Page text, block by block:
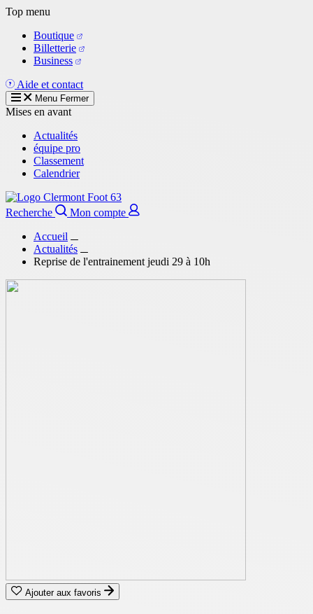
Aller
contenu
principal
Top menu
Boutique
Billetterie
Business
Aide et contact
Menu Fermer
Mises en avant
Actualités
équipe pro
Classement
Calendrier
Recherche
Mon compte
Accueil
Actualités
Reprise de l'entrainement jeudi 29 à 10h
Ajouter aux favoris